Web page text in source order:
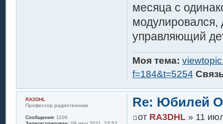
месяца с
управляющий
Моя тема:
f=184&t=5254
Re: Юбилей
от RA3DHL» 11
RA3DHL
Профессор радиотехники
Сообщения: 1106